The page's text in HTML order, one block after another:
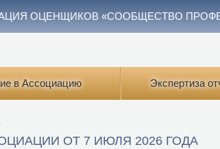
ОЦЕНЩИКОВ «СООБЩЕСТВО
в Ассоциацию Экспертиза
ОТ 7 ИЮЛЯ 2026 ГОДА